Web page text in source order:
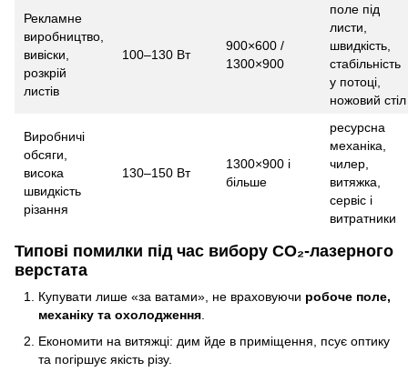
Рекламне
виробництво,
вивіски,
розкрій
листів
100–130 Вт
900×600 /
1300×900
поле під
листи,
швидкість,
стабільність
у потоці,
ножовий стіл
Виробничі
обсяги,
висока
швидкість
різання
130–150 Вт
1300×900 і
більше
ресурсна
механіка,
чилер,
витяжка,
сервіс і
витратники
Типові помилки під час вибору CO₂-лазерного
верстата
Купувати лише «за ватами», не враховуючи робоче поле,
механіку та охолодження.
Економити на витяжці: дим йде в приміщення, псує оптику
та погіршує якість різу.